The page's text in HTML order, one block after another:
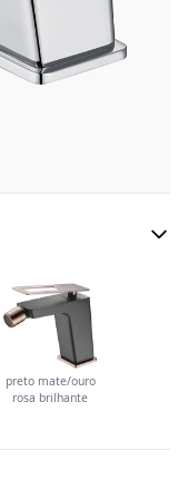
preto mate/ouro
rosa brilhante